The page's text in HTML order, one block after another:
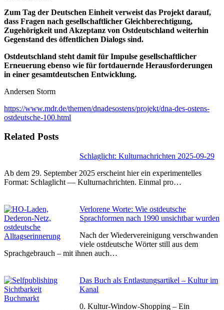
Zum Tag der Deutschen Einheit verweist das Projekt darauf,
dass Fragen nach gesellschaftlicher Gleichberechtigung,
Zugehörigkeit und Akzeptanz von Ostdeutschland weiterhin
Gegenstand des öffentlichen Dialogs sind.
Ostdeutschland steht damit für Impulse gesellschaftlicher
Erneuerung ebenso wie für fortdauernde Herausforderungen
in einer gesamtdeutschen Entwicklung.
Andersen Storm
https://www.mdr.de/themen/dnadesostens/projekt/dna-des-ostens-
ostdeutsche-100.html
Related Posts
Schlaglicht: Kulturnachrichten 2025-09-29
Ab dem 29. September 2025 erscheint hier ein experimentelles
Format: Schlaglicht — Kulturnachrichten. Einmal pro…
Verlorene Worte: Wie ostdeutsche
Sprachformen nach 1990 unsichtbar wurden
Nach der Wiedervereinigung verschwanden
viele ostdeutsche Wörter still aus dem
Sprachgebrauch – mit ihnen auch…
Das Buch als Entlastungsartikel – Kultur im
Kanal
0. Kultur-Window-Shopping – Ein